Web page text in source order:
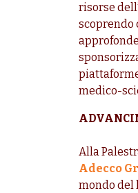
risorse
scoprendo
medico-
Alla
Adecco
mondo del